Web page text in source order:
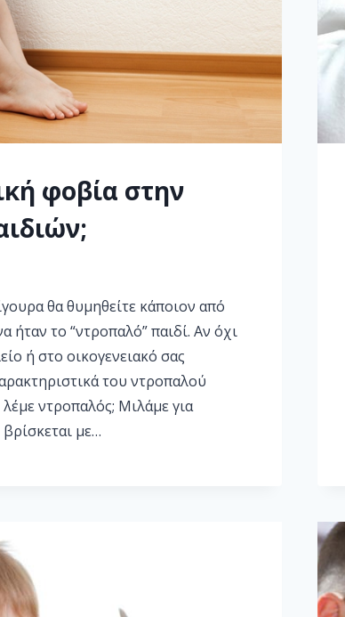
φοβία στην
θα θυμηθείτε κάποιον από
ήταν το “ντροπαλό” παιδί. Αν όχι
ή στο οικογενειακό σας
του ντροπαλού
ντροπαλός; Μιλάμε για
με…